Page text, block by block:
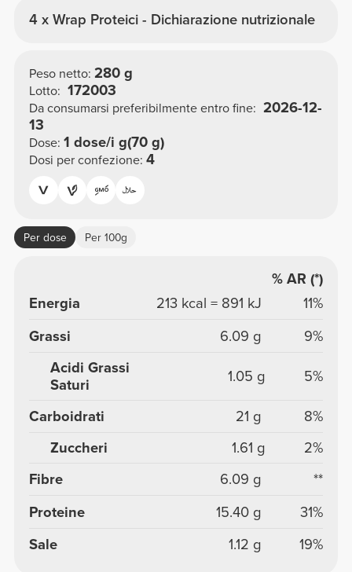
4 x Wrap Proteici - Dichiarazione nutrizionale
Peso netto: 280 g
Lotto: 172003
Da consumarsi preferibilmente entro fine: 2026-12-
13
Dose: 1 dose/i g(70 g)
Dosi per confezione: 4
Per dose Per 100g
% AR (*)
Energia
213 kcal = 891 kJ
11%
Grassi
6.09 g
9%
Acidi Grassi
Saturi
1.05 g 5%
Carboidrati 21 g
8%
Zuccheri
1.61 g
2%
Fibre
6.09 g
**
Proteine
15.40 g
31%
Sale
1.12 g 19%